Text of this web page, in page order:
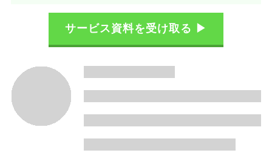
サービス資料を受け取る ▶